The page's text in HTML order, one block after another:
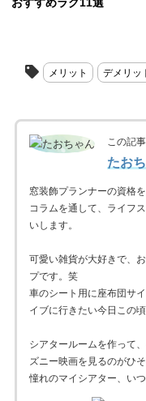
メリット デメリッ
この記
たお
窓装飾プランナーの資格を
コラムを通して、ライフ
いします。
可愛い雑貨が大好きで、
プです。笑
車のシート用に座布団サ
イブに行きたい今日この頃
シアタールームを作って
ズニー映画を見るのがひそ
憧れのマイシアター、い